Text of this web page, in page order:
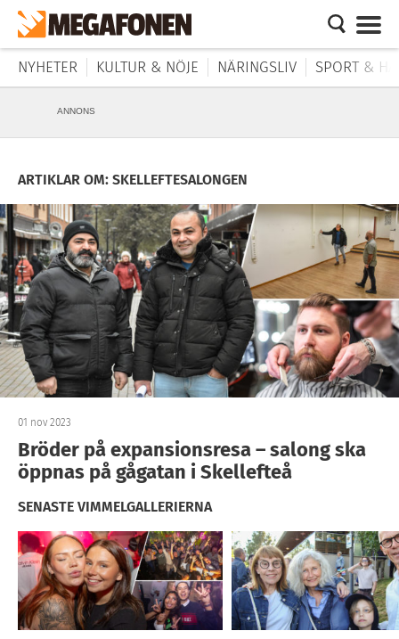
NYHETER KULTUR & NÖJE NÄRINGSLIV SPORT &
ANNONS
ARTIKLAR OM: SKELLEFTESALONGEN
01 nov 2023
Bröder på expansionsresa – salong ska
öppnas på gågatan i Skellefteå
SENASTE VIMMELGALLERIERNA